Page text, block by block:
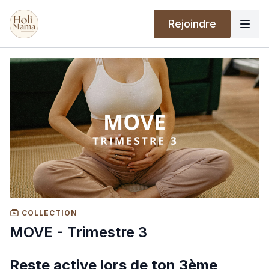
Rejoindre
COLLECTION
MOVE - Trimestre 3
Reste active lors de ton 3ème